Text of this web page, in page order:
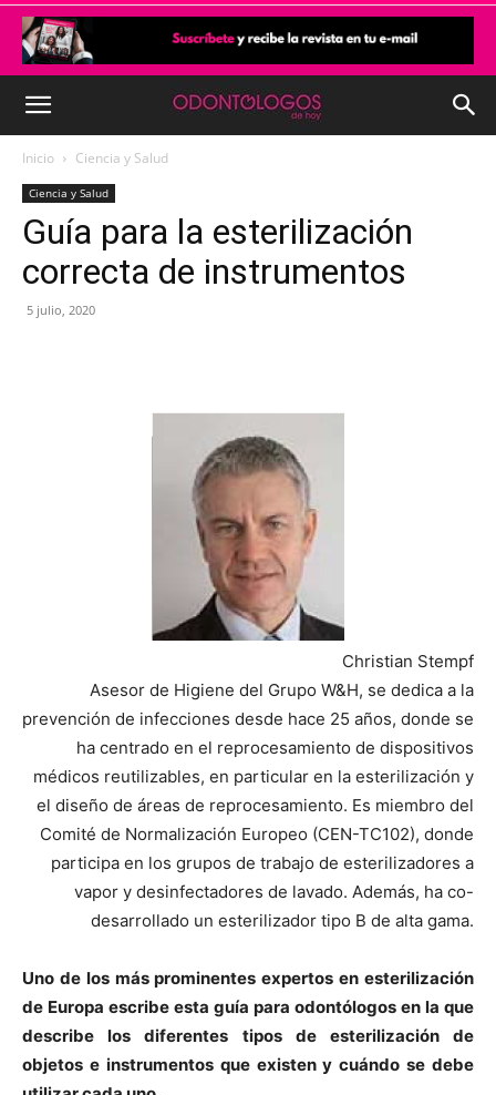
Inicio Ciencia y Salud
Ciencia y Salud
Guía para la esterilización
correcta de instrumentos
5 julio, 2020
Christian Stempf
Asesor de Higiene del Grupo W&H, se dedica a la
prevención de infecciones desde hace 25 años, donde se
ha centrado en el reprocesamiento de dispositivos
médicos reutilizables, en particular en la esterilización y
el diseño de áreas de reprocesamiento. Es miembro del
Comité de Normalización Europeo (CEN-TC102), donde
participa en los grupos de trabajo de esterilizadores a
vapor y desinfectadores de lavado. Además, ha co-
desarrollado un esterilizador tipo B de alta gama.
Uno de los más prominentes expertos en esterilización
de Europa escribe esta guía para odontólogos en la que
describe los diferentes tipos de esterilización de
objetos e instrumentos que existen y cuándo se debe